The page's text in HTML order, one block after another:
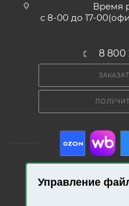
Управление
Время
с 8-00 до 17-
8 800